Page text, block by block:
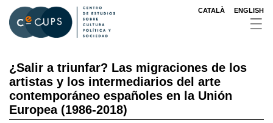
contenido
principal
CATALÀ ENGLISH
¿Salir a triunfar? Las migraciones de los
artistas y los intermediarios del arte
contemporáneo españoles en la Unión
Europea (1986-2018)